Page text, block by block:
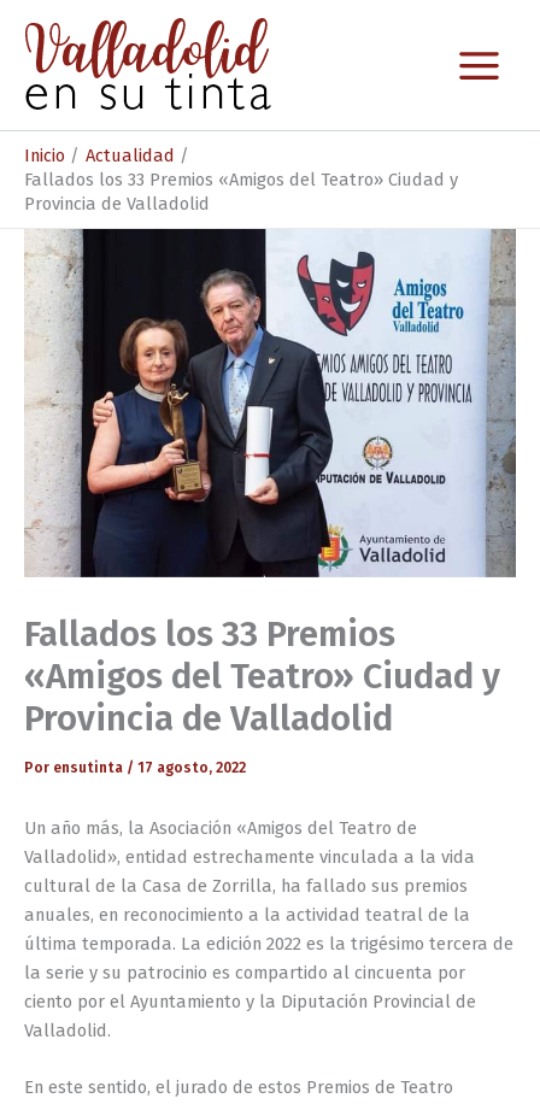
contenido
Inicio
Actualidad
Fallados los 33 Premios «Amigos del Teatro» Ciudad y
Provincia de Valladolid
Fallados los 33 Premios
«Amigos del Teatro» Ciudad y
Provincia de Valladolid
Por ensutinta / 17 agosto, 2022
Un año más, la Asociación «Amigos del Teatro de
Valladolid», entidad estrechamente vinculada a la vida
cultural de la Casa de Zorrilla, ha fallado sus premios
anuales, en reconocimiento a la actividad teatral de la
última temporada. La edición 2022 es la trigésimo tercera de
la serie y su patrocinio es compartido al cincuenta por
ciento por el Ayuntamiento y la Diputación Provincial de
Valladolid.
En este sentido, el jurado de estos Premios de Teatro